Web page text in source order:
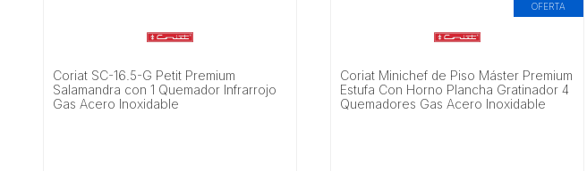
Coriat SC-16.5-G Petit Premium
Salamandra con 1 Quemador Infrarrojo
Gas Acero Inoxidable
OFERTA
Coriat Minichef de Piso Máster Premium
Estufa Con Horno Plancha Gratinador 4
Quemadores Gas Acero Inoxidable